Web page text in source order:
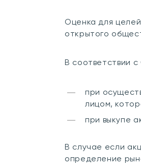
Оценка для
открытого
В соответствии
при
лицом,
при выкупе
В случае если
определение